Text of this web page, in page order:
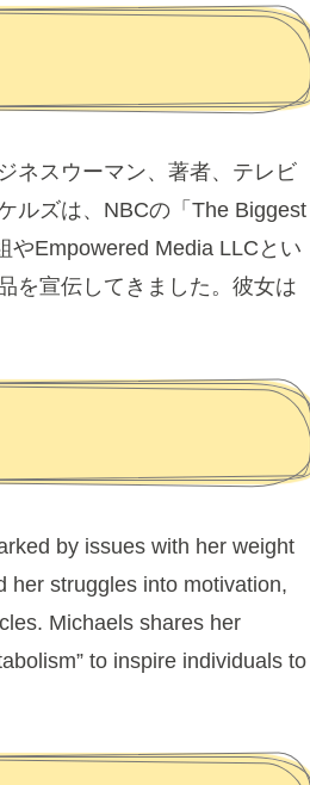
ネスウーマン、著者、テレビ
ルズは、NBCの「The Biggest
やEmpowered Media LLCとい
を宣伝してきました。彼女は
by issues with her weight
her struggles into motivation,
Michaels shares her
to inspire individuals to